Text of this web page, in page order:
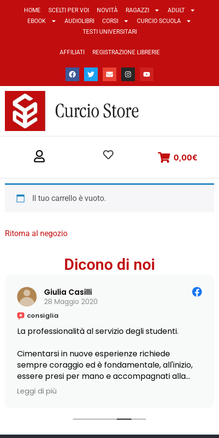
HOME SCELTI PER VOI NOVITÀ RAGAZZI
ADULT
EBOOK
AUDIOLIBRI CORSI
CURCIO SCUOLA
TESTI UNIVERSITARI
AFFILIATI REGISTRAZIONE LIBRERIE
0,00€
Il tuo carrello è vuoto.
Ritorna al negozio
Dicono di noi
Giulia Casilli
28 Maggio 2020
consiglia
La professionalità al servizio degli studenti.
Cimentarsi in nuove esperienze richiede
sempre coraggio ed è fondamentale, all'inizio,
essere presi per mano e accompagnati alla
scoperta di piccole e grandi opportunità.
Ciò è stato possibile presso L'Istituto Armando
in Editoria, scrittura e comunicazione: la
gentilezza del personale nel fornirmi ogni tipo di
Leggi di più